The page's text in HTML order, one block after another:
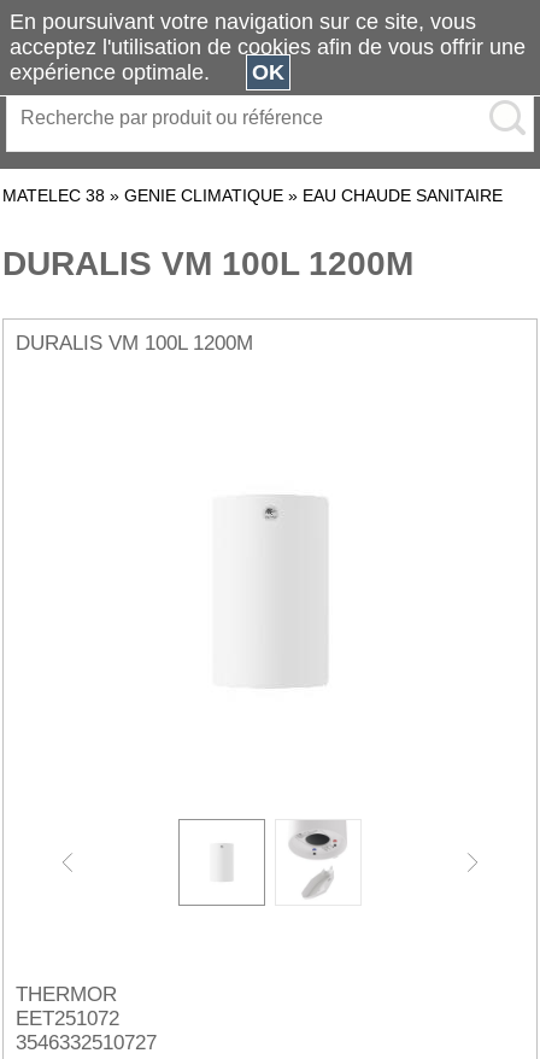
MATELEC 38 » GENIE CLIMATIQUE » EAU CHAUDE SANITAIRE
DURALIS VM 100L 1200M
DURALIS VM 100L 1200M
THERMOR
EET251072
3546332510727
En poursuivant votre navigation sur ce site, vous
acceptez l'utilisation de cookies afin de vous offrir une
expérience optimale.
OK